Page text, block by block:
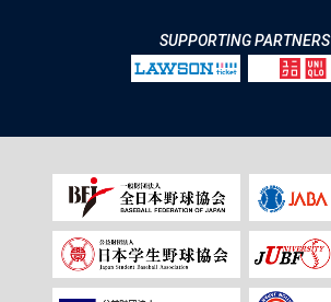
SUPPORTING PARTNERS